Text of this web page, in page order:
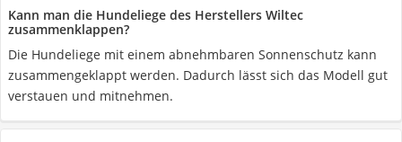
Kann man die Hundeliege des Herstellers Wiltec
zusammenklappen?
Die Hundeliege mit einem abnehmbaren Sonnenschutz kann
zusammengeklappt werden. Dadurch lässt sich das Modell gut
verstauen und mitnehmen.